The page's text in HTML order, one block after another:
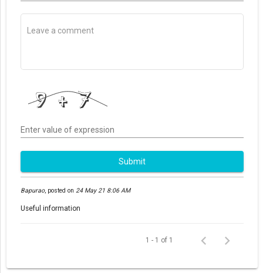
Enter value of expression
Submit
Bapurao, posted on 24 May 21 8:06 AM
Useful information
1 - 1 of 1